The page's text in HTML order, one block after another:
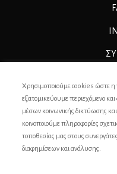
Χρησιμοποιούμε cookies ώστε η
εξατομικεύουμε περιεχόμενο
μέσων κοινωνικής δικτύωσης
κοινοποιούμε πληροφορίες
τοποθεσίας μας στους
διαφημίσεων και ανάλυσης.